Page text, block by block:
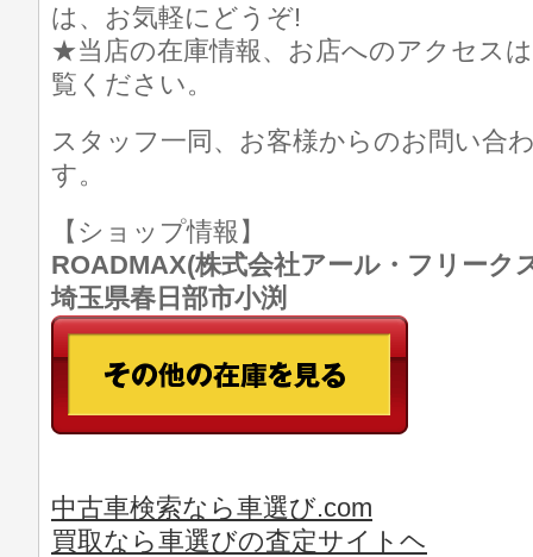
は、お気軽にどうぞ!
★当店の在庫情報、お店へのアクセス
覧ください。
スタッフ一同、お客様からのお問い合
す。
【ショップ情報】
ROADMAX(株式会社アール・フリー
埼玉県春日部市小渕
中古車検索なら車選び.com
買取なら車選びの査定サイトヘ